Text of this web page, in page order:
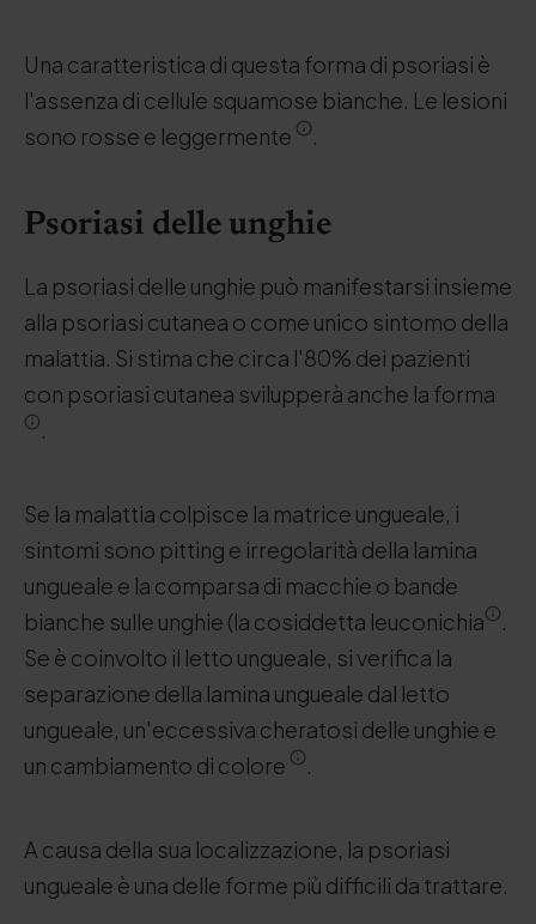
Una caratteristica di questa forma di psoriasi è
l'assenza di cellule squamose bianche. Le lesioni
sono rosse e leggermente
.
Psoriasi delle unghie
La psoriasi delle unghie può manifestarsi insieme
alla psoriasi cutanea o come unico sintomo della
malattia. Si stima che circa l'80% dei pazienti
con psoriasi cutanea svilupperà anche la forma
.
Se la malattia colpisce la matrice ungueale, i
sintomi sono pitting e irregolarità della lamina
ungueale e la comparsa di macchie o bande
bianche sulle unghie (la cosiddetta leuconichia
.
Se è coinvolto il letto ungueale, si verifica la
separazione della lamina ungueale dal letto
ungueale, un'eccessiva cheratosi delle unghie e
un cambiamento di colore
.
A causa della sua localizzazione, la psoriasi
ungueale è una delle forme più difficili da trattare.